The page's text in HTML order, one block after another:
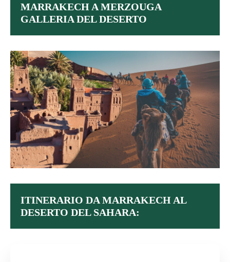
MARRAKECH A MERZOUGA
GALLERIA DEL DESERTO
ITINERARIO DA MARRAKECH AL
DESERTO DEL SAHARA: